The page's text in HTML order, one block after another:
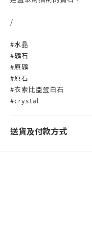
/
#水晶
#礦石
#原礦
#原石
#衣索比亞蛋白石
#crystal
送貨及付款方式